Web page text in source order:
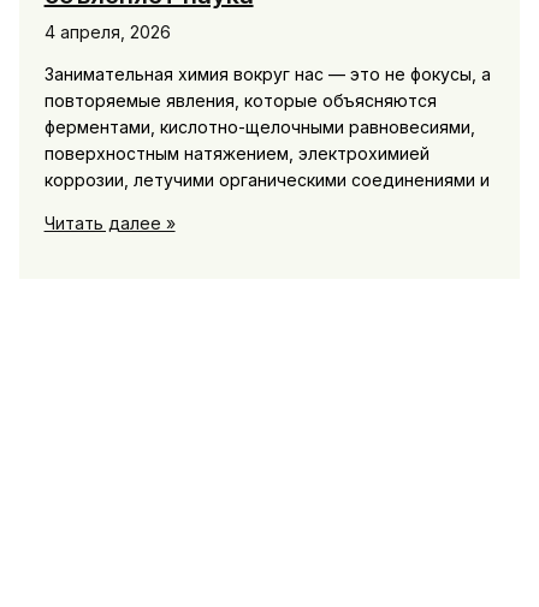
4 апреля, 2026
Занимательная химия вокруг нас — это не фокусы, а
повторяемые явления, которые объясняются
ферментами, кислотно-щелочными равновесиями,
поверхностным натяжением, электрохимией
коррозии, летучими органическими соединениями и
Занимательная
Читать далее »